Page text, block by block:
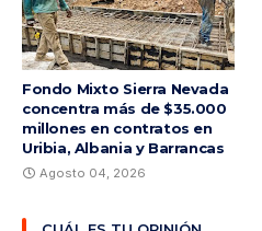
Fondo Mixto Sierra Nevada
concentra más de $35.000
millones en contratos en
Uribia, Albania y Barrancas
Agosto 04, 2026